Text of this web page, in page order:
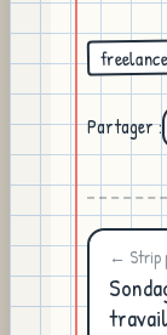
freelance
Partager :
← Strip
travail